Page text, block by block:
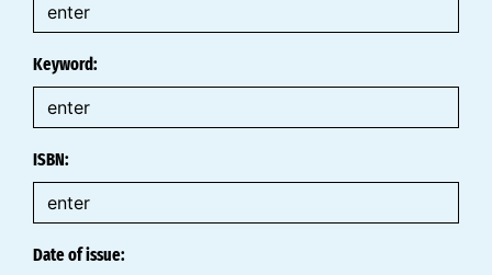
Keyword:
ISBN:
Date of issue: